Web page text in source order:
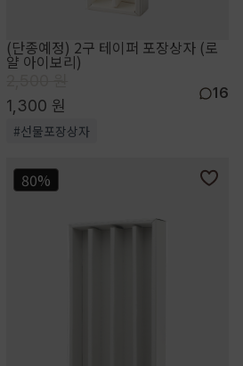
(단종예정) 2구 테이퍼 포장상자 (로
얄 아이보리)
1,300 원
16
#선물포장상자
80%